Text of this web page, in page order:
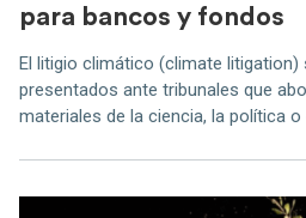
para bancos y fondos
El litigio climático (climate
presentados ante tribunales que
materiales de la ciencia, la política o